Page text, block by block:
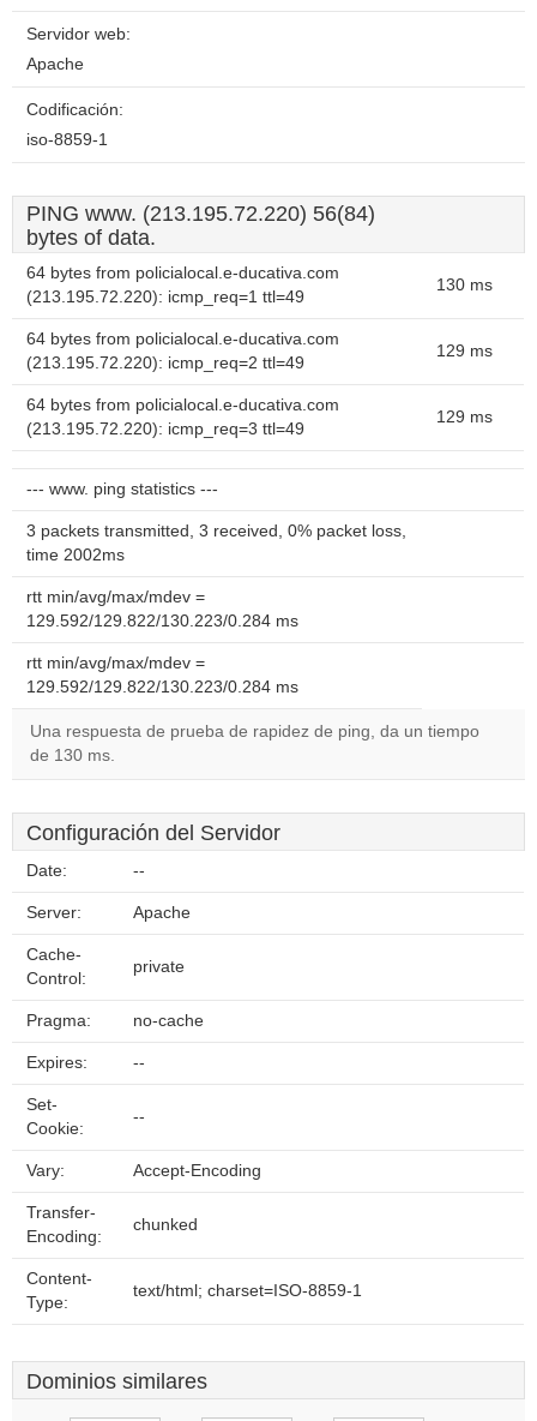
Servidor web:
Apache
Codificación:
iso-8859-1
PING www. (213.195.72.220) 56(84)
bytes of data.
64 bytes from policialocal.e-ducativa.com
(213.195.72.220): icmp_req=1 ttl=49
130 ms
64 bytes from policialocal.e-ducativa.com
(213.195.72.220): icmp_req=2 ttl=49
129 ms
64 bytes from policialocal.e-ducativa.com
(213.195.72.220): icmp_req=3 ttl=49
129 ms
--- www. ping statistics ---
3 packets transmitted, 3 received, 0% packet loss,
time 2002ms
rtt min/avg/max/mdev =
129.592/129.822/130.223/0.284 ms
rtt min/avg/max/mdev =
129.592/129.822/130.223/0.284 ms
Una respuesta de prueba de rapidez de ping, da un tiempo
de 130 ms.
Configuración del Servidor
Date: --
Server: Apache
Cache-
Control:
private
Pragma: no-cache
Expires: --
Set-
Cookie:
--
Vary: Accept-Encoding
Transfer-
Encoding:
chunked
Content-
Type:
text/html; charset=ISO-8859-1
Dominios similares